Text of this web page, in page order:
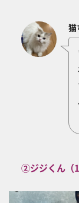
猫
②ジジくん（